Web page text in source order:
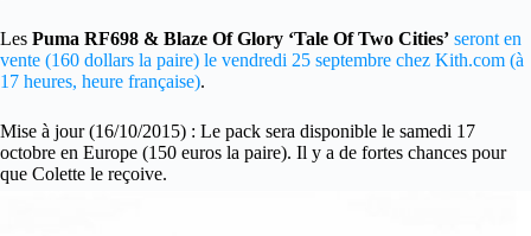
Les Puma RF698 & Blaze Of Glory ‘Tale Of Two Cities’ seront en
vente (160 dollars la paire) le vendredi 25 septembre chez Kith.com (à
17 heures, heure française).
Mise à jour (16/10/2015) : Le pack sera disponible le samedi 17
octobre en Europe (150 euros la paire). Il y a de fortes chances pour
que Colette le reçoive.